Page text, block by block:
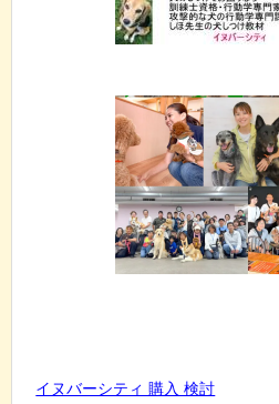
イヌバーシティ 購入 検討